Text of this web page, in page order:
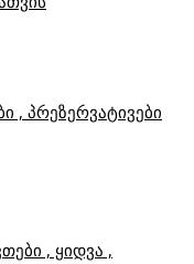
, პრეზერვატივები
, ყიდვა ,